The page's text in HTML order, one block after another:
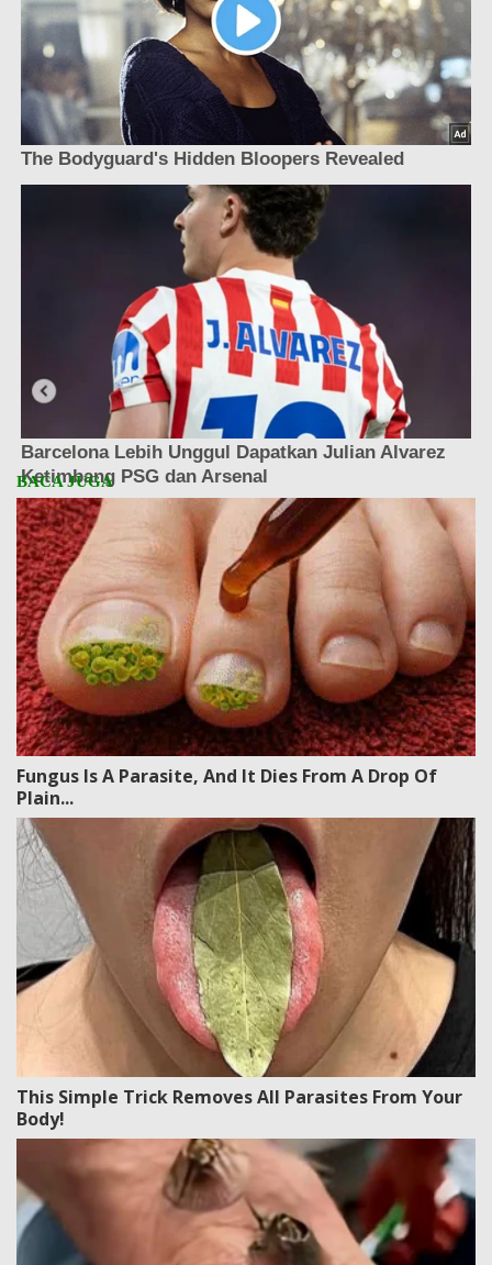
Fungus Is A Parasite, And It Dies From A Drop Of
Plain...
This Simple Trick Removes All Parasites From Your
Body!